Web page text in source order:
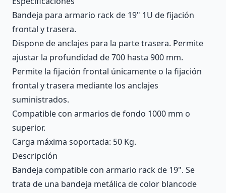
Bandeja para armario rack de 19" 1U de fijación
frontal y trasera.
Dispone de anclajes para la parte trasera. Permite
ajustar la profundidad de 700 hasta 900 mm.
Permite la fijación frontal únicamente o la fijación
frontal y trasera mediante los anclajes
suministrados.
Compatible con armarios de fondo 1000 mm o
superior.
Carga máxima soportada: 50 Kg.
Descripción
Bandeja compatible con armario rack de 19". Se
trata de una bandeja metálica de color blancode